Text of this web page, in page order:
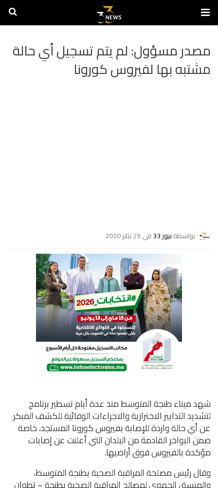
مصدر مسؤول: لم يتم تسجيل أي حالة
مشتبه بها لفيروس كورونا
بواسطةنيوز 33 في 29 يناير 2020
شهد ميناء طنجة المتوسط منذ عدة أيام تسطير برنامج
لتشديد التدابير الاحترازية والاجراءات الوقائية للكشف المبكر
عن أي حالة واردة للإصابة بفيروس كورونا المستجد، خاصة
ضمن البواخر القادمة من البلدان التي أعلنت عن إصابات
مؤكدة بالفيروس فوق أراضيها.
وقال رئيس مصلحة المراقبة الصحية بطنجة المتوسط،
والمنسق الجهوي لمصالح المراقبة الصحية بطنجة – تطوان